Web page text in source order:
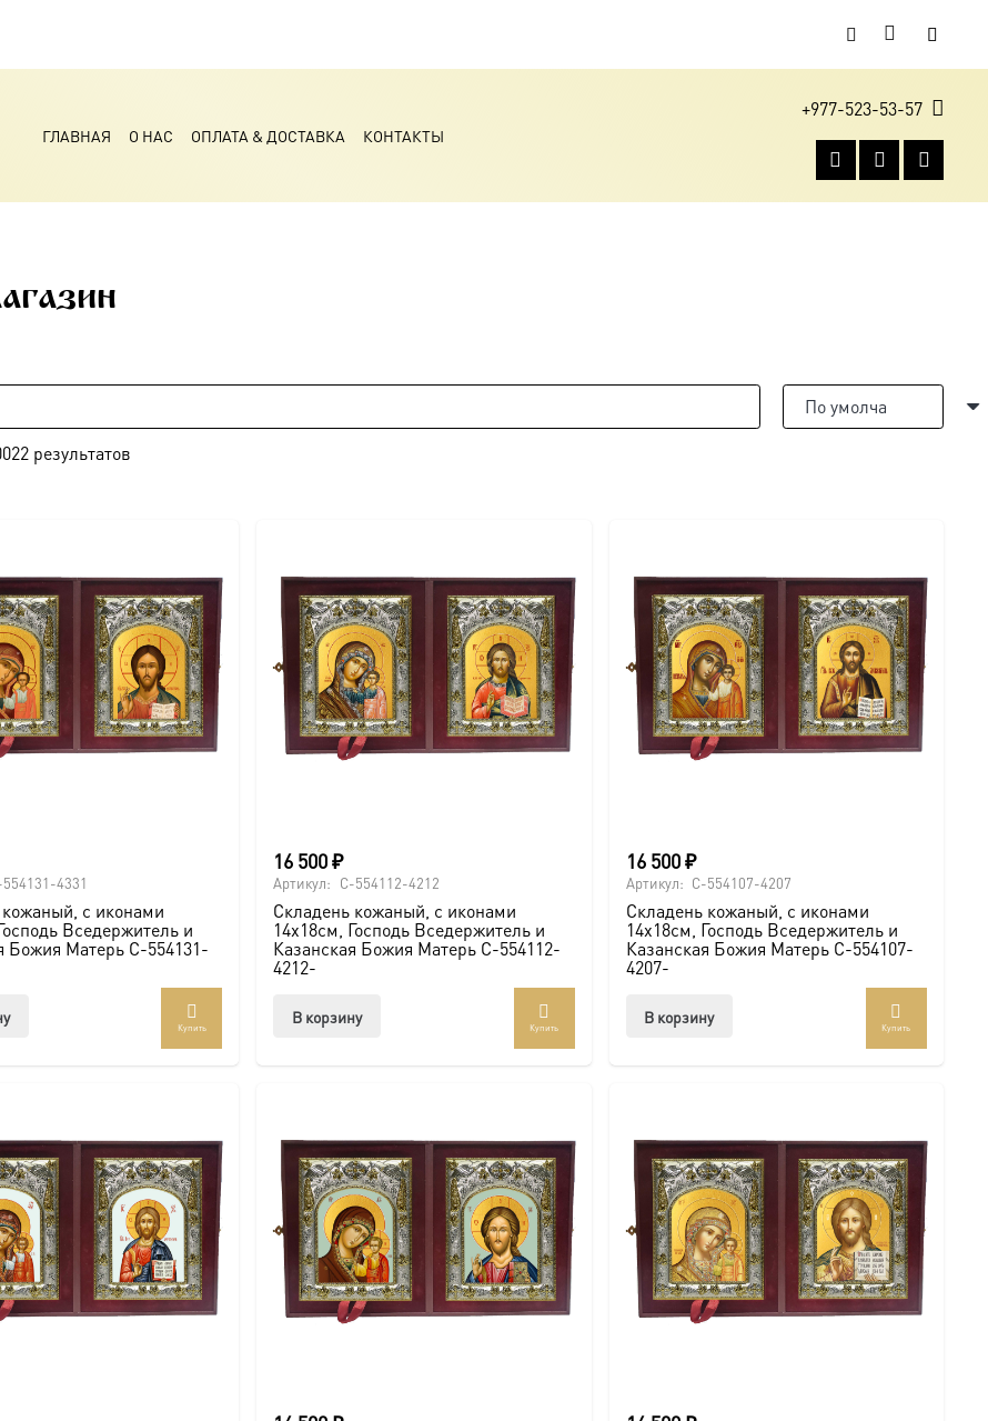
ГЛАВНАЯ О НАС ОПЛАТА & ДОСТАВКА КОНТАКТЫ
+977-523-53-57
результатов
554131-4331
с иконами
Вседержитель и
Божия Матерь C-554131-
Купить
16 500₽
Артикул: C-554112-4212
Складень кожаный, с иконами
14х18см, Господь Вседержитель и
Казанская Божия Матерь C-554112-
4212-
В корзину
Купить
16 500₽
Артикул: C-554107-4207
Складень кожаный, с иконами
14х18см, Господь Вседержитель и
Казанская Божия Матерь C-554107-
4207-
В корзину
Купить